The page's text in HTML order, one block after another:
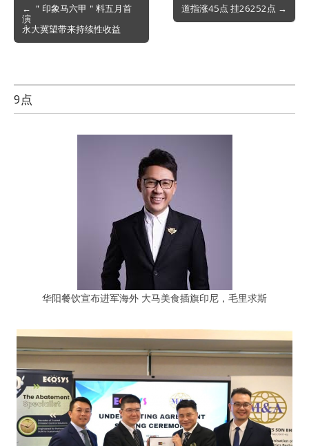
navigation
← ＂印象马六甲＂料五月首
演
永大冀望带来持续性收益
道指涨45点 挂26252点 →
9点
华阳餐饮宣布进军海外 大马美食插旗印尼，毛里求斯